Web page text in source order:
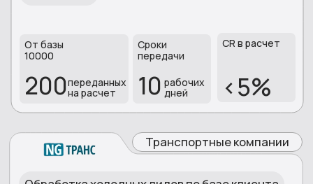
месяца — разработка скриптов
разговора под ваш проект в подарок